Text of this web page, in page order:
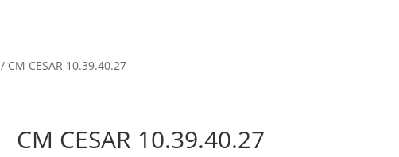
/ CM CESAR 10.39.40.27
CM CESAR 10.39.40.27